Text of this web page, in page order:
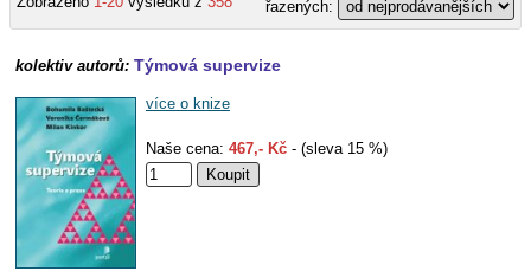
řazených:
kolektiv autorů: Týmová supervize
více o knize
Naše cena: 467,- Kč - (sleva 15 %)